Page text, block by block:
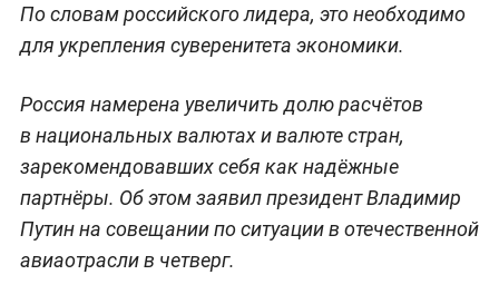
По словам российского лидера, это необходимо
для укрепления суверенитета экономики.
Россия намерена увеличить долю расчётов
в национальных валютах и валюте стран,
зарекомендовавших себя как надёжные
партнёры. Об этом заявил президент Владимир
Путин на совещании по ситуации в отечественной
авиаотрасли в четверг.